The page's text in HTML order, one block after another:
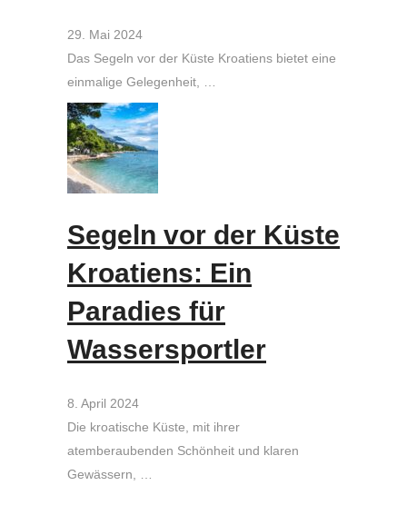
29. Mai 2024
Das Segeln vor der Küste Kroatiens bietet eine
einmalige Gelegenheit, …
Segeln vor der Küste
Kroatiens: Ein
Paradies für
Wassersportler
8. April 2024
Die kroatische Küste, mit ihrer
atemberaubenden Schönheit und klaren
Gewässern, …